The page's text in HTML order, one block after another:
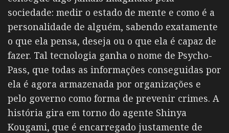
sociedade: medir o estado de mente e como é a
personalidade de alguém, sabendo exatamente
o que ela pensa, deseja ou o que ela é capaz de
fazer. Tal tecnologia ganha o nome de Psycho-
Pass, que todas as informações conseguidas por
ela é agora armazenada por organizações e
pelo governo como forma de prevenir crimes. A
história gira em torno do agente Shinya
Kougami, que é encarregado justamente de